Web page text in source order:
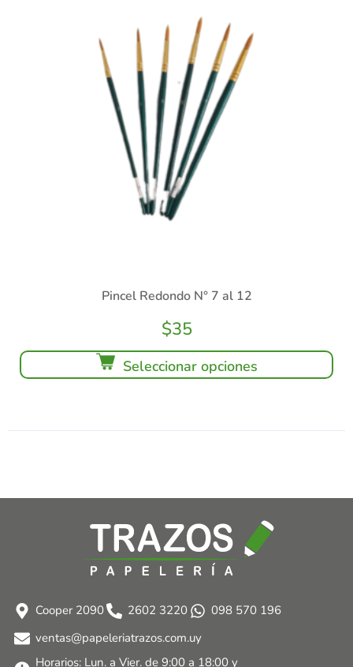
Pincel Redondo N° 7 al 12
$35
Seleccionar opciones
Cooper 2090 2602 3220
098 570 196
ventas@papeleriatrazos.com.uy
Horarios: Lun. a Vier. de 9:00 a 18:00 y